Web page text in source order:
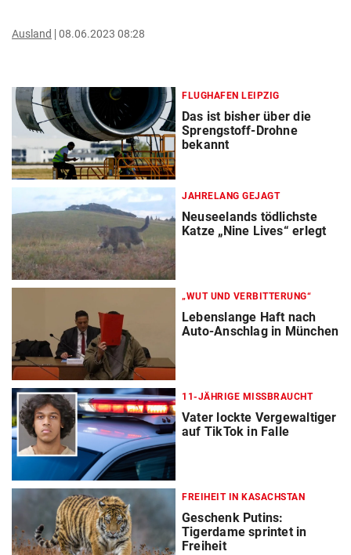
Ausland 08.06.2023 08:28
FLUGHAFEN LEIPZIG
Das ist bisher über die
Sprengstoff-Drohne
bekannt
JAHRELANG GEJAGT
Neuseelands tödlichste
Katze „Nine Lives“ erlegt
„WUT UND VERBITTERUNG“
Lebenslange Haft nach
Auto-Anschlag in München
11-JÄHRIGE MISSBRAUCHT
Vater lockte Vergewaltiger
auf TikTok in Falle
FREIHEIT IN KASACHSTAN
Geschenk Putins:
Tigerdame sprintet in
Freiheit